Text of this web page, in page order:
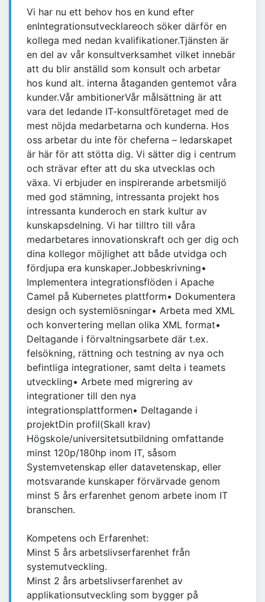
Vi har nu ett behov hos en kund efter
enIntegrationsutvecklareoch söker därför en
kollega med nedan kvalifikationer.Tjänsten är
en del av vår konsultverksamhet vilket innebär
att du blir anställd som konsult och arbetar
hos kund alt. interna åtaganden gentemot våra
kunder.Vår ambitionerVår målsättning är att
vara det ledande IT-konsultföretaget med de
mest nöjda medarbetarna och kunderna. Hos
oss arbetar du inte för cheferna – ledarskapet
är här för att stötta dig. Vi sätter dig i centrum
och strävar efter att du ska utvecklas och
växa. Vi erbjuder en inspirerande arbetsmiljö
med god stämning, intressanta projekt hos
intressanta kunderoch en stark kultur av
kunskapsdelning. Vi har tilltro till våra
medarbetares innovationskraft och ger dig och
dina kollegor möjlighet att både utvidga och
fördjupa era kunskaper.Jobbeskrivning•
Implementera integrationsflöden i Apache
Camel på Kubernetes plattform• Dokumentera
design och systemlösningar• Arbeta med XML
och konvertering mellan olika XML format•
Deltagande i förvaltningsarbete där t.ex.
felsökning, rättning och testning av nya och
befintliga integrationer, samt delta i teamets
utveckling• Arbete med migrering av
integrationer till den nya
integrationsplattformen• Deltagande i
projektDin profil(Skall krav)
Högskole/universitetsutbildning omfattande
minst 120p/180hp inom IT, såsom
Systemvetenskap eller datavetenskap, eller
motsvarande kunskaper förvärvade genom
minst 5 års erfarenhet genom arbete inom IT
branschen.
Kompetens och Erfarenhet:
Minst 5 års arbetslivserfarenhet från
systemutveckling.
Minst 2 års arbetslivserfarenhet av
applikationsutveckling som bygger på